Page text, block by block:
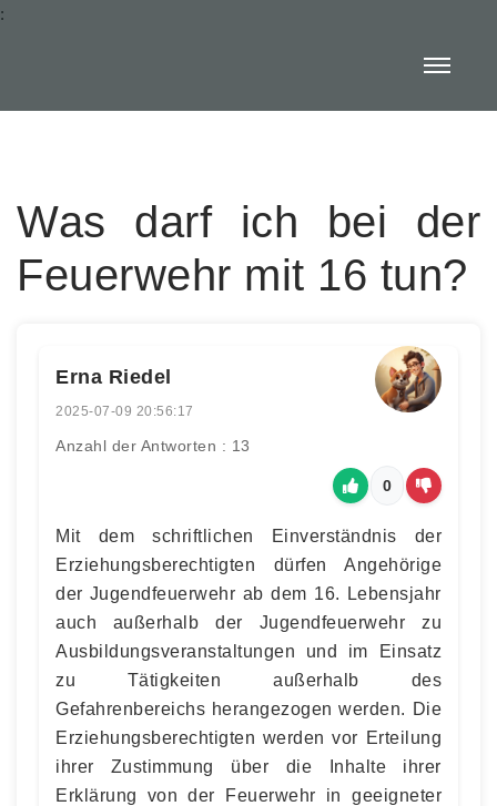
:
Was darf ich bei der
Feuerwehr mit 16 tun?
Erna Riedel
2025-07-09 20:56:17
Anzahl der Antworten : 13
0
Mit dem schriftlichen Einverständnis der
Erziehungsberechtigten dürfen Angehörige
der Jugendfeuerwehr ab dem 16. Lebensjahr
auch außerhalb der Jugendfeuerwehr zu
Ausbildungsveranstaltungen und im Einsatz
zu Tätigkeiten außerhalb des
Gefahrenbereichs herangezogen werden. Die
Erziehungsberechtigten werden vor Erteilung
ihrer Zustimmung über die Inhalte ihrer
Erklärung von der Feuerwehr in geeigneter